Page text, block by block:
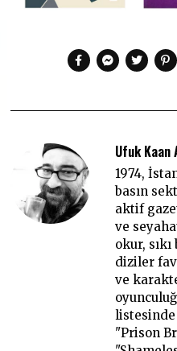
Ufuk Kaan
1974,
basın
aktif
ve
okur,
diziler
ve
listesinde
"Prison